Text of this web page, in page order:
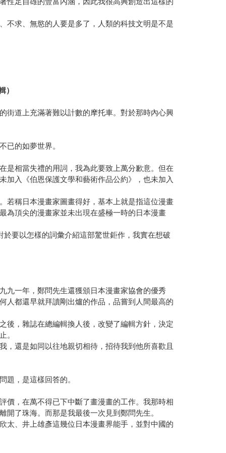
不求、無慾的人要是多了，人類的科技文明是不是
）
街道上充滿著難以計數的摩托車。對於那時內心興
已的如夢世界。
是相當失禮的用詞，我為此要致上萬分歉意。但在
加入《伯恩保護文學和藝術作品公約》，也未加入
若稱日本漫畫家圖畫得好，基本上就是指這位漫畫
為頂尖的漫畫家並未出現在盛極一時的日本漫畫
要以怎樣的詞彙介紹這部驚世鉅作，我實在想破
九一年，鄭問先生還獲頒日本漫畫家協會的優秀
人都還早就拜讀剛出爐的作品，品嘗到人間最高的
後，雜誌在總編輯換人後，改變了編輯方針，決定
。
，還是如同以往地親切相待，招待我到他所喜歡且
題，是這樣回答的。
價，在萬不得已下中斷了畫漫畫的工作。我那時相
了珠海。而那是我最後一次見到鄭問先生。
太、井上雄彥這幾位日本漫畫界能手，並對中國的